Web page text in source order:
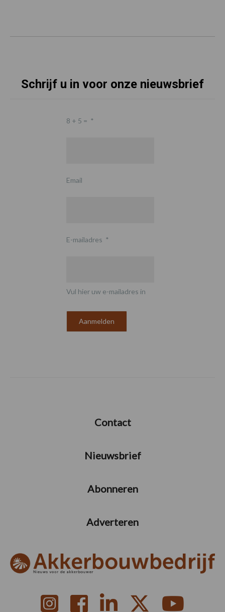
Schrijf u in voor onze nieuwsbrief
8 + 5 = *
Email
E-mailadres *
Vul hier uw e-mailadres in
Contact
Nieuwsbrief
Abonneren
Adverteren